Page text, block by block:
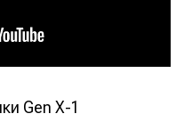
Gen X-1